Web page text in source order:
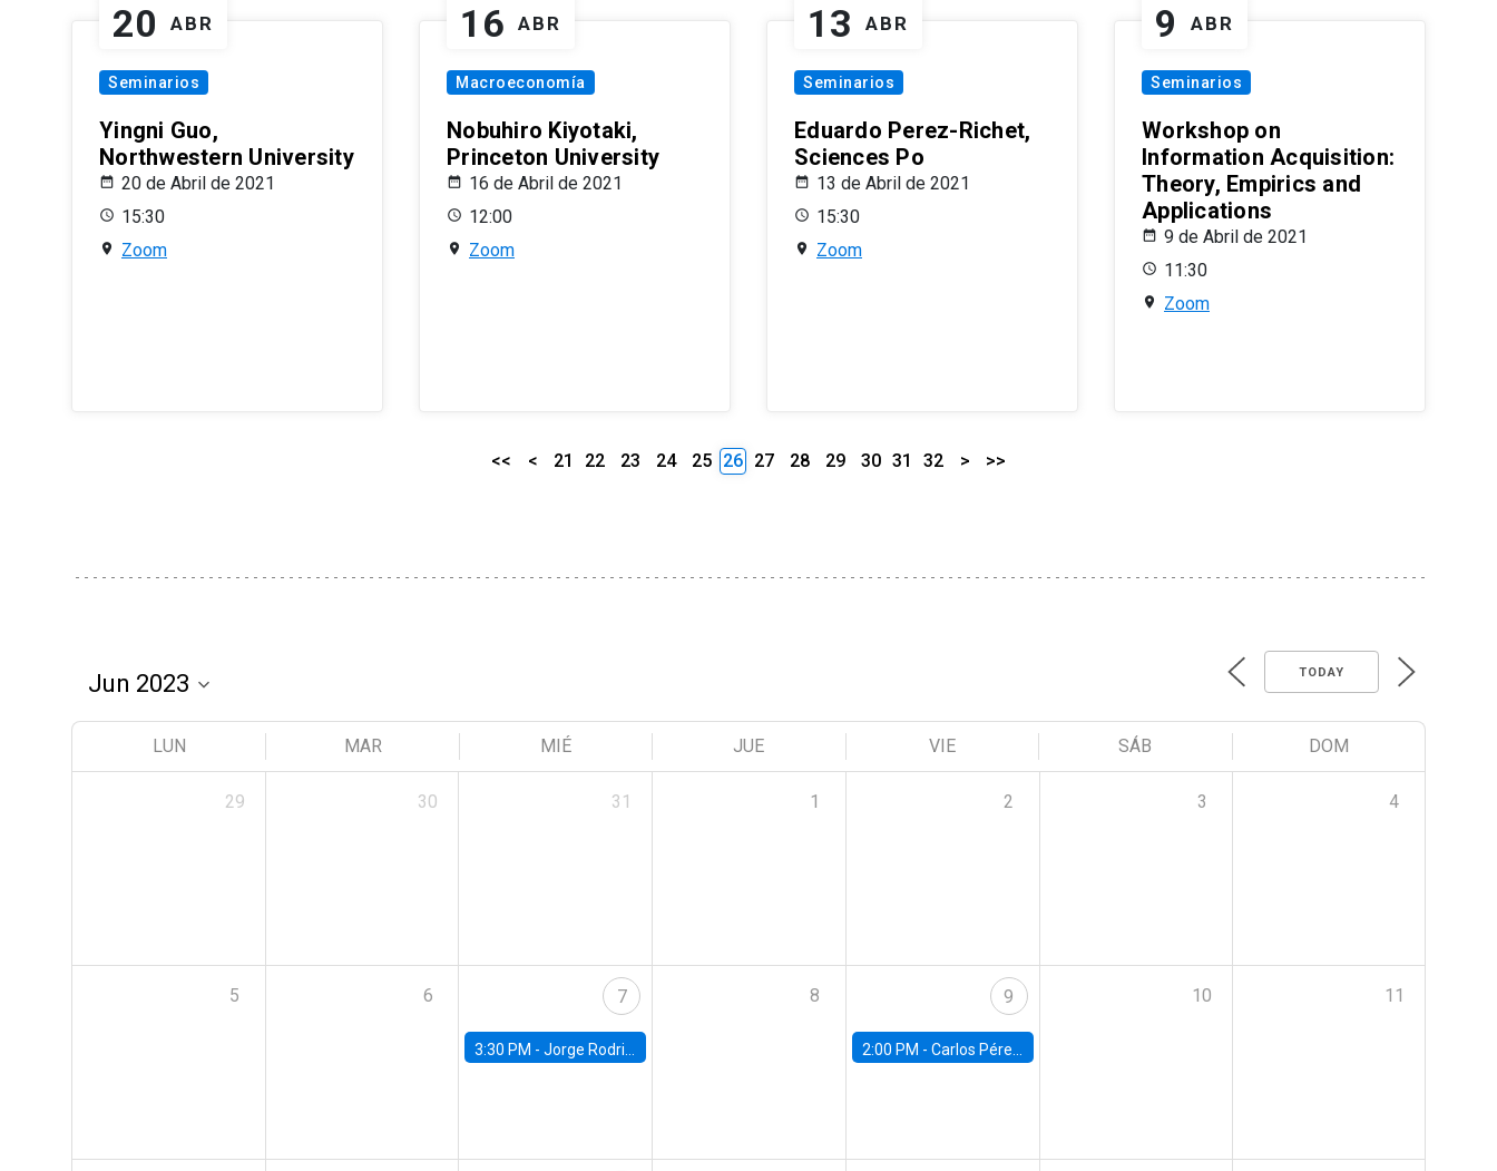
20 ABR
Seminarios
Yingni Guo,
Northwestern University
20 de Abril de 2021
15:30
Zoom
16 ABR
Macroeconomía
Nobuhiro Kiyotaki,
Princeton University
16 de Abril de 2021
12:00
Zoom
13 ABR
Seminarios
Eduardo Perez-Richet,
Sciences Po
13 de Abril de 2021
15:30
Zoom
9 ABR
Seminarios
Workshop on
Information Acquisition:
Theory, Empirics and
Applications
9 de Abril de 2021
11:30
Zoom
<< < 21 22 23 24 25 26 27 28 29 30 31 32 > >>
TODAY
LUN MAR MIÉ JUE VIE SÁB DOM
29 30 31 1 2 3 4
5 6 7
3:30 PM -Jorge Rodriguez, Universidad de Los Andes
8 9
2:00 PM - Carlos Pérez, Universidad Finis Terrae
10 11